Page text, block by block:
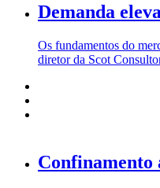
Demanda
Os fundamentos do
diretor da Scot
Confinamento